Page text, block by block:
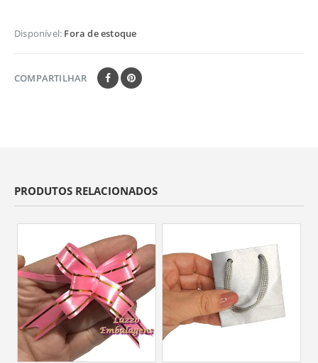
Disponível: Fora de estoque
COMPARTILHAR
PRODUTOS RELACIONADOS